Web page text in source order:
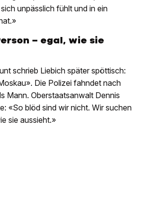
unpässlich fühlt und in ein
– egal, wie sie
schrieb Liebich später spöttisch:
Die Polizei fahndet nach
Mann. Oberstaatsanwalt Dennis
«So blöd sind wir nicht. Wir suchen
sie aussieht.»